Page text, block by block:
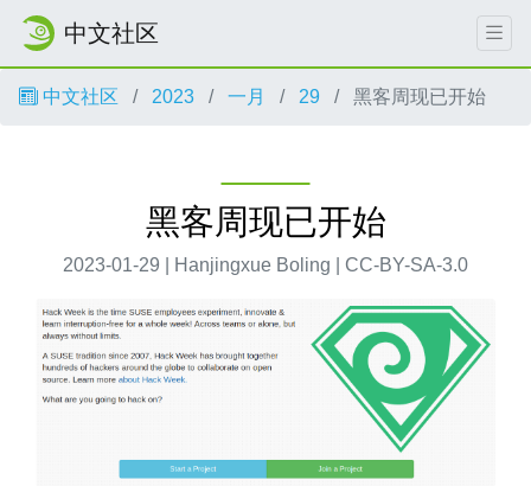
中文社区
中文社区 2023 一月 29 黑客周现已开始
黑客周现已开始
2023-01-29 | Hanjingxue Boling | CC-BY-SA-3.0